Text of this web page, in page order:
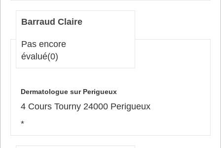
Barraud Claire
Pas encore
évalué(0)
Dermatologue sur Perigueux
4 Cours Tourny 24000 Perigueux
*